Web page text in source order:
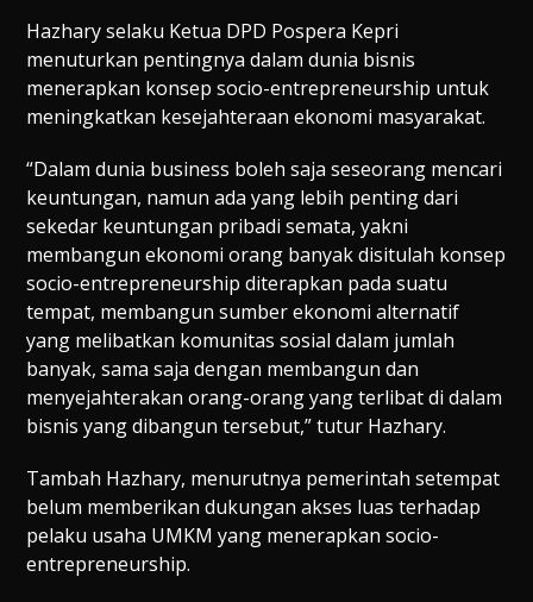
Hazhary selaku Ketua DPD Pospera Kepri
menuturkan pentingnya dalam dunia bisnis
menerapkan konsep socio-entrepreneurship untuk
meningkatkan kesejahteraan ekonomi masyarakat.
“Dalam dunia business boleh saja seseorang mencari
keuntungan, namun ada yang lebih penting dari
sekedar keuntungan pribadi semata, yakni
membangun ekonomi orang banyak disitulah konsep
socio-entrepreneurship diterapkan pada suatu
tempat, membangun sumber ekonomi alternatif
yang melibatkan komunitas sosial dalam jumlah
banyak, sama saja dengan membangun dan
menyejahterakan orang-orang yang terlibat di dalam
bisnis yang dibangun tersebut,” tutur Hazhary.
Tambah Hazhary, menurutnya pemerintah setempat
belum memberikan dukungan akses luas terhadap
pelaku usaha UMKM yang menerapkan socio-
entrepreneurship.